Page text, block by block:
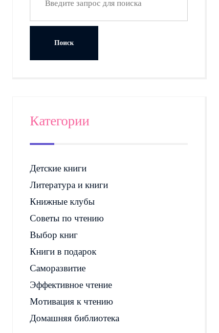
Категории
Детские книги
Литература и книги
Книжные клубы
Советы по чтению
Выбор книг
Книги в подарок
Саморазвитие
Эффективное чтение
Мотивация к чтению
Домашняя библиотека